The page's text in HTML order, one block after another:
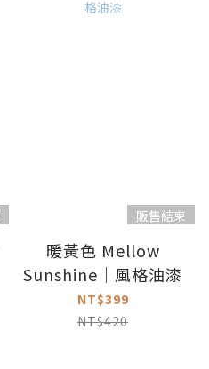
販售結束
暖黃色 Mellow
Sunshine｜風格油漆
NT$399
NT$420